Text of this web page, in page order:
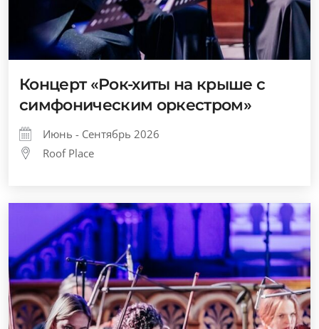
Концерт «Рок-хиты на крыше с
симфоническим оркестром»
Июнь - Сентябрь 2026
Roof Place